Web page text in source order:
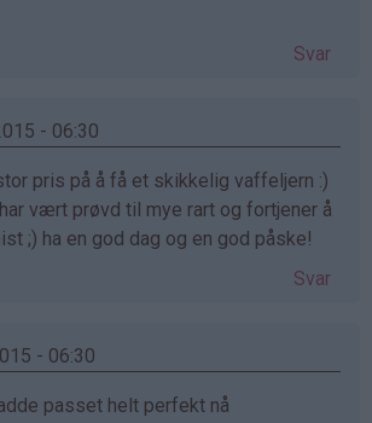
Svar
- 06:30
pris på å få et skikkelig vaffeljern :)
vært prøvd til mye rart og fortjener å
;) ha en god dag og en god påske!
Svar
- 06:30
passet helt perfekt nå